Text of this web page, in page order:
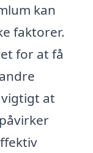
kan
faktorer.
for at få
at